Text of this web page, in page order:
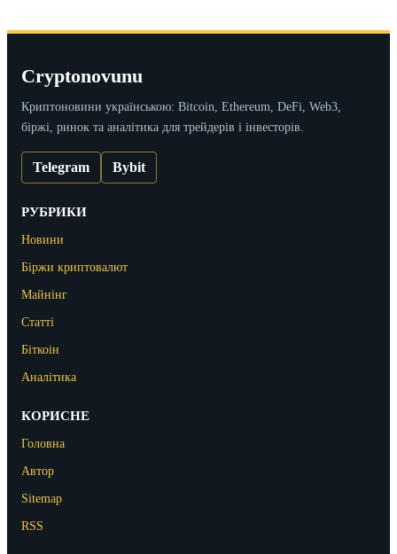
Cryptonovunu
Криптоновини українською: Bitcoin, Ethereum, DeFi, Web3,
біржі, ринок та аналітика для трейдерів і інвесторів.
Telegram Bybit
РУБРИКИ
Новини
Біржи криптовалют
Майнінг
Статті
Біткоін
Аналітика
КОРИСНЕ
Головна
Автор
Sitemap
RSS